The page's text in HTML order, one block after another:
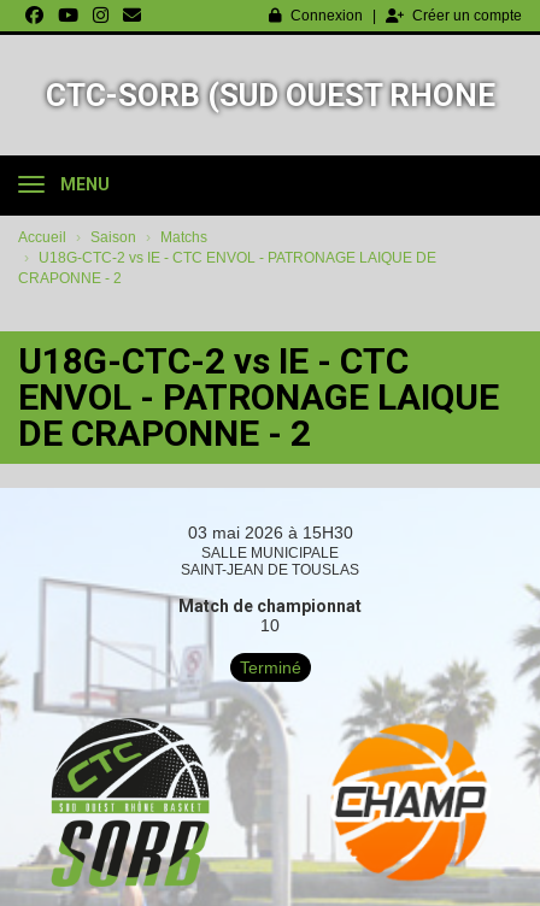
Connexion Créer un compte
CTC-SORB (SUD OUEST RHONE
MENU
Accueil Saison
Matchs
U18G-CTC-2 vs IE - CTC ENVOL - PATRONAGE LAIQUE DE
CRAPONNE - 2
U18G-CTC-2 vs IE - CTC
ENVOL - PATRONAGE LAIQUE
DE CRAPONNE - 2
03 mai 2026 à 15H30
SALLE MUNICIPALE
SAINT-JEAN DE TOUSLAS
Match de championnat
10
Terminé
Panneau de gestion des cookies